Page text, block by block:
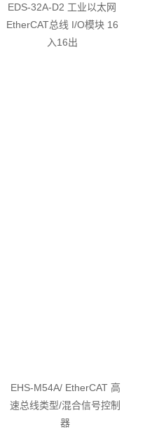
EDS-32A-D2 工业以太网
EtherCAT总线 I/O模块 16
入16出
EHS-M54A/ EtherCAT 高
速总线类型/混合信号控制
器